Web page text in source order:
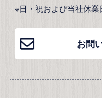
※日・祝および当社休業
お問